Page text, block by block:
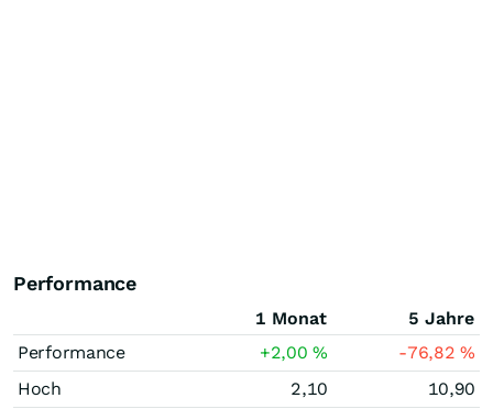
Performance
1 Monat
5 Jahre
Performance
+2,00% -76,82%
Hoch
2,10
10,90